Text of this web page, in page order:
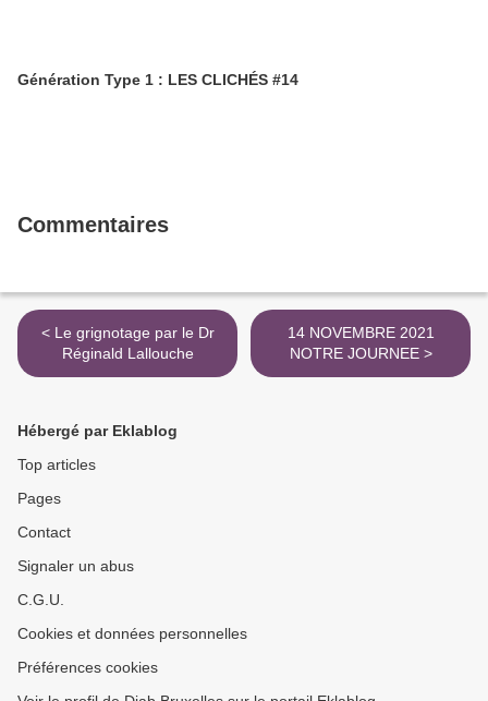
Génération Type 1 : LES CLICHÉS #14
Commentaires
< Le grignotage par le Dr
Réginald Lallouche
14 NOVEMBRE 2021
NOTRE JOURNEE >
Hébergé par Eklablog
Top articles
Pages
Contact
Signaler un abus
C.G.U.
Cookies et données personnelles
Préférences cookies